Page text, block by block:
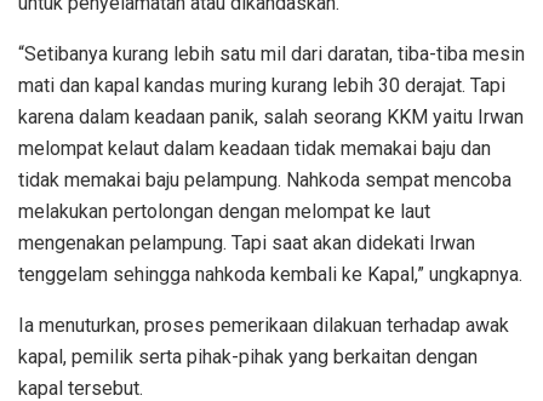
“Setibanya kurang lebih satu mil dari daratan, tiba-tiba mesin
mati dan kapal kandas muring kurang lebih 30 derajat. Tapi
karena dalam keadaan panik, salah seorang KKM yaitu Irwan
melompat kelaut dalam keadaan tidak memakai baju dan
tidak memakai baju pelampung. Nahkoda sempat mencoba
melakukan pertolongan dengan melompat ke laut
mengenakan pelampung. Tapi saat akan didekati Irwan
tenggelam sehingga nahkoda kembali ke Kapal,” ungkapnya.
Ia menuturkan, proses pemerikaan dilakuan terhadap awak
kapal, pemilik serta pihak-pihak yang berkaitan dengan
kapal tersebut.